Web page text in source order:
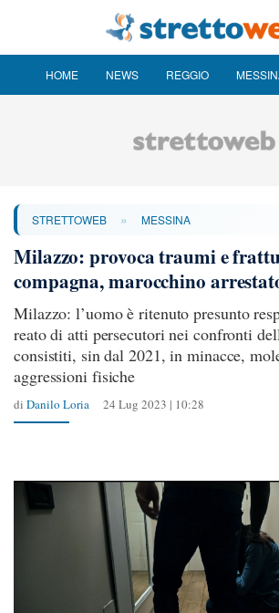
HOME NEWS REGGIO
STRETTOWEB » MESSINA
Milazzo: provoca traumi e
compagna, marocchino
Milazzo: l’uomo è ritenuto presunto
reato di atti persecutori nei confronti
consistiti, sin dal 2021, in minacce,
aggressioni fisiche
di Danilo Loria 24 Lug 2023 | 10:28